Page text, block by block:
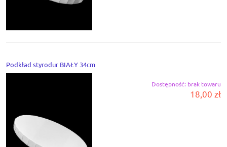
Podkład styrodur BIAŁY 34cm
Dostępność: brak towaru
18,00 zł